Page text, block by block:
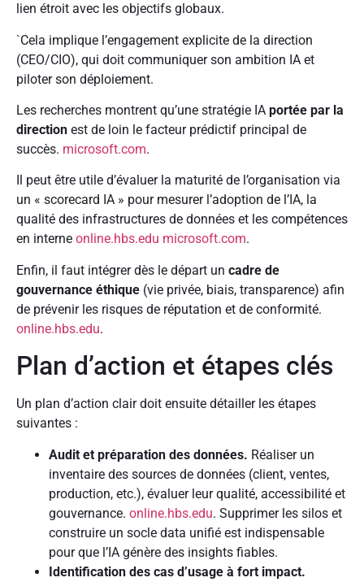
lien étroit avec les objectifs globaux.
`Cela implique l’engagement explicite de la direction
(CEO/CIO), qui doit communiquer son ambition IA et
piloter son déploiement.
Les recherches montrent qu’une stratégie IA portée par la
direction est de loin le facteur prédictif principal de
succès. microsoft.com.
Il peut être utile d’évaluer la maturité de l’organisation via
un « scorecard IA » pour mesurer l’adoption de l’IA, la
qualité des infrastructures de données et les compétences
en interne online.hbs.edu microsoft.com.
Enfin, il faut intégrer dès le départ un cadre de
gouvernance éthique (vie privée, biais, transparence) afin
de prévenir les risques de réputation et de conformité.
online.hbs.edu.
Plan d’action et étapes clés
Un plan d’action clair doit ensuite détailler les étapes
suivantes :
Audit et préparation des données. Réaliser un
inventaire des sources de données (client, ventes,
production, etc.), évaluer leur qualité, accessibilité et
gouvernance. online.hbs.edu. Supprimer les silos et
construire un socle data unifié est indispensable
pour que l’IA génère des insights fiables.
Identification des cas d’usage à fort impact.